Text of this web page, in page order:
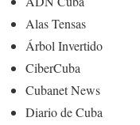
Alas Tensas
Árbol Invertido
CiberCuba
Cubanet News
Diario de Cuba